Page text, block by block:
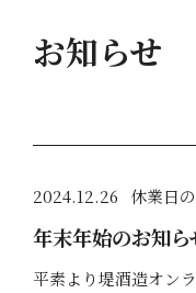
お知らせ
2024.12.26 休業日
年末年始のお知ら
平素より堤酒造オン